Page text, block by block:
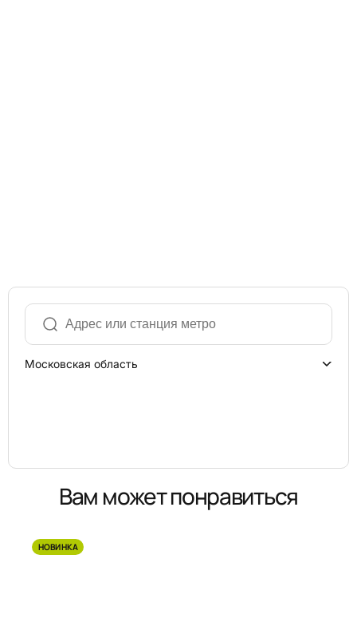
Московская область
Вам может понравиться
НОВИНКА